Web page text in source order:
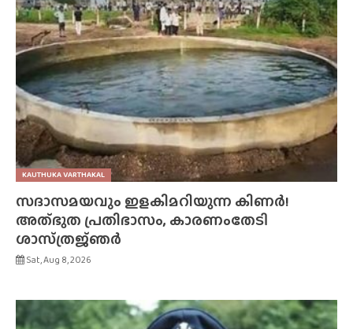
KAUTHUKA VARTHAKAL
സദാസമയവും ഇളകിമറിയുന്ന കിണർ!
അത്‌ഭുത പ്രതിഭാസം, കാരണംതേടി
ശാസ്‌ത്രജ്‌ഞർ
Sat, Aug 8, 2026